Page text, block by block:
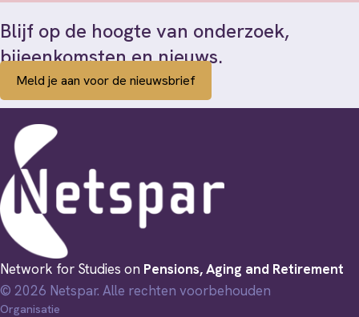
Blijf op de hoogte van onderzoek,
bijeenkomsten en nieuws.
Meld je aan voor de nieuwsbrief
Network for Studies on Pensions, Aging and Retirement
© 2026 Netspar. Alle rechten voorbehouden
Organisatie